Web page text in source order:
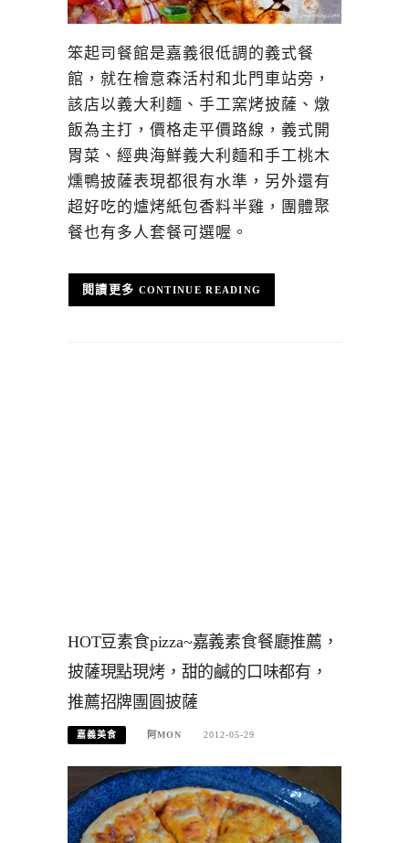
笨起司餐館是嘉義很低調的義式餐
館，就在檜意森活村和北門車站旁，
該店以義大利麵、手工窯烤披薩、燉
飯為主打，價格走平價路線，義式開
胃菜、經典海鮮義大利麵和手工桃木
燻鴨披薩表現都很有水準，另外還有
超好吃的爐烤紙包香料半雞，團體聚
餐也有多人套餐可選喔。
CONTINUE READING
HOT豆素食pizza~嘉義素食餐廳推薦，
披薩現點現烤，甜的鹹的口味都有，
推薦招牌團圓披薩
嘉義美食 阿MON 2012-05-29